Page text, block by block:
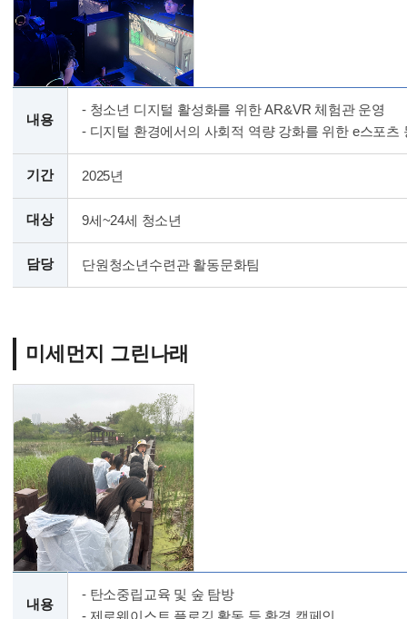
내용
- 청소년 디지털 활성화를 위한 AR&VR 체험관 운영
- 디지털 환경에서의 사회적 역량 강화를 위한 e스포츠
기간 2025년
대상 9세~24세 청소년
담당 단원청소년수련관 활동문화팀
미세먼지 그린나래
내용
- 탄소중립교육 및 숲 탐방
- 제로웨이스트 플로깅 활동 등 환경 캠페인